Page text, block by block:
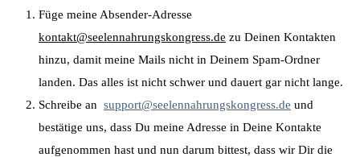
Füge meine Absender-Adresse
kontakt@seelennahrungskongress.de zu Deinen Kontakten
hinzu, damit meine Mails nicht in Deinem Spam-Ordner
landen. Das alles ist nicht schwer und dauert gar nicht lange.
Schreibe an support@seelennahrungskongress.de und
bestätige uns, dass Du meine Adresse in Deine Kontakte
aufgenommen hast und nun darum bittest, dass wir Dir die